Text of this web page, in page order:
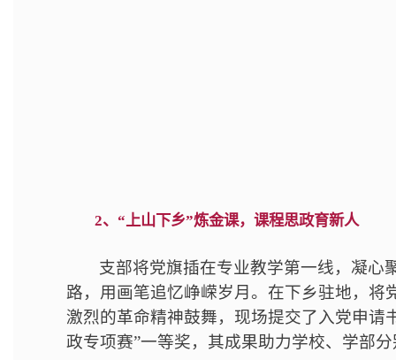
2、“上山下乡”炼金课，课程思政育新人
支部将党旗插在专业教学第一线，凝心
路，用画笔追忆峥嵘岁月。在下乡驻地，将
激烈的革命精神鼓舞，现场提交了入党申请
政专项赛”一等奖，其成果助力学校、学部